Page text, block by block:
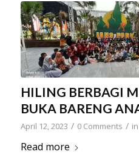
HILING BERBAGI
BUKA BARENG
April 12, 2023 / 0 Comments / in
Read more